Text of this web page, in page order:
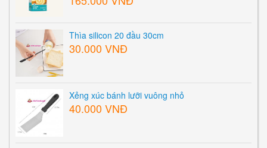
Thìa silicon 20 đầu 30cm
30.000 VNĐ
Xẻng xúc bánh lưỡi vuông nhỏ
40.000 VNĐ